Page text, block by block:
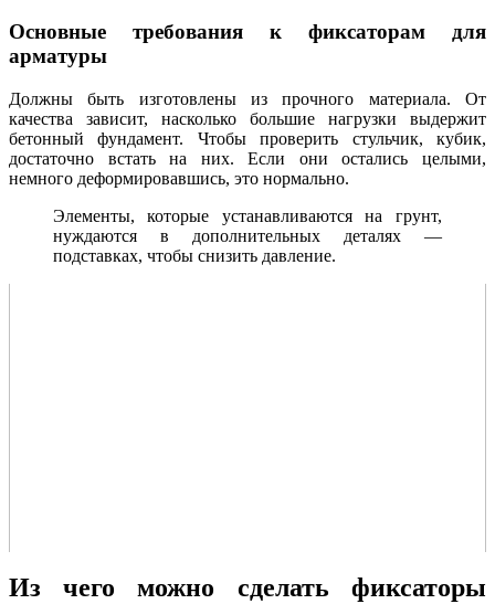
Основные требования к фиксаторам для
арматуры
Должны быть изготовлены из прочного материала. От
качества зависит, насколько большие нагрузки выдержит
бетонный фундамент. Чтобы проверить стульчик, кубик,
достаточно встать на них. Если они остались целыми,
немного деформировавшись, это нормально.
Элементы, которые устанавливаются на грунт,
нуждаются в дополнительных деталях —
подставках, чтобы снизить давление.
Из чего можно сделать фиксаторы